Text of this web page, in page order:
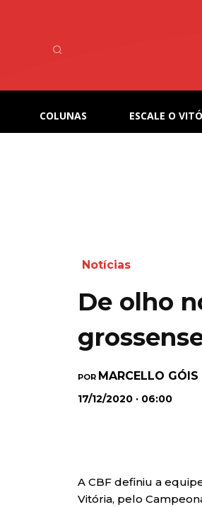
COLUNAS ESCALE O
Notícias
De olho
POR MARCELLO GÓIS
17/12/2020 · 06:00
A CBF definiu a
Vitória, pelo